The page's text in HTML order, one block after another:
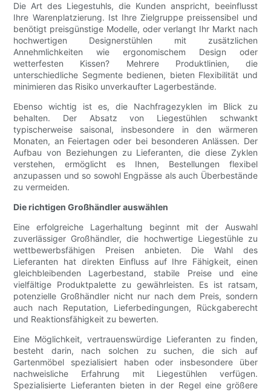
Die Art des Liegestuhls, die Kunden anspricht, beeinflusst
Ihre Warenplatzierung. Ist Ihre Zielgruppe preissensibel und
benötigt preisgünstige Modelle, oder verlangt Ihr Markt nach
hochwertigen Designerstühlen mit zusätzlichen
Annehmlichkeiten wie ergonomischem Design oder
wetterfesten Kissen? Mehrere Produktlinien, die
unterschiedliche Segmente bedienen, bieten Flexibilität und
minimieren das Risiko unverkaufter Lagerbestände.
Ebenso wichtig ist es, die Nachfragezyklen im Blick zu
behalten. Der Absatz von Liegestühlen schwankt
typischerweise saisonal, insbesondere in den wärmeren
Monaten, an Feiertagen oder bei besonderen Anlässen. Der
Aufbau von Beziehungen zu Lieferanten, die diese Zyklen
verstehen, ermöglicht es Ihnen, Bestellungen flexibel
anzupassen und so sowohl Engpässe als auch Überbestände
zu vermeiden.
Die richtigen Großhändler auswählen
Eine erfolgreiche Lagerhaltung beginnt mit der Auswahl
zuverlässiger Großhändler, die hochwertige Liegestühle zu
wettbewerbsfähigen Preisen anbieten. Die Wahl des
Lieferanten hat direkten Einfluss auf Ihre Fähigkeit, einen
gleichbleibenden Lagerbestand, stabile Preise und eine
vielfältige Produktpalette zu gewährleisten. Es ist ratsam,
potenzielle Großhändler nicht nur nach dem Preis, sondern
auch nach Reputation, Lieferbedingungen, Rückgaberecht
und Reaktionsfähigkeit zu bewerten.
Eine Möglichkeit, vertrauenswürdige Lieferanten zu finden,
besteht darin, nach solchen zu suchen, die sich auf
Gartenmöbel spezialisiert haben oder insbesondere über
nachweisliche Erfahrung mit Liegestühlen verfügen.
Spezialisierte Lieferanten bieten in der Regel eine größere